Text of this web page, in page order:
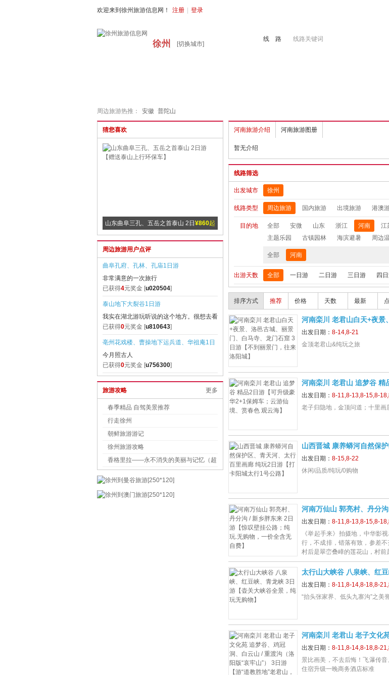
欢迎来到徐州旅游信息网！ 注册 登录
徐州 [切换城市]
线路关键词
线 路
周边旅游热推： 安徽 普陀山
猜您喜欢
¥860起
山东曲阜三孔、五岳之首泰山 2日
游【赠送泰山上行环保车】
¥1080起
安徽黄山、翡翠谷/天湖漂流、宏
村 纯玩3日游【畅销纯玩不带钱包的旅
行；赠送黄山往返景交、黄山上行索道，
安徽祈福九华山、
像、观音殿 2日游
周边旅游用户点评
曲阜孔府、孔林、孔庙1日游
非常满意的一次旅行
已获得4元奖金 [u020504]
泰山地下大裂谷1日游
我实在湖北游玩听说的这个地方。很想去看
看。终于得
已获得0元奖金 [u810643]
亳州花戏楼、曹操地下运兵道、华祖庵1日
游
今月照古人
已获得0元奖金 [u756300]
江西庐山、三叠泉瀑布、东林大佛、激情漂
孩子玩的很开心
已获得 0元奖金 [u047636
青岛一地皇家海滨一号、高品纯玩3日游
旅行社很规范。导游侯青洋很负责任，有亲
更多
旅游攻略
春季精品 自驾美景推荐
行走徐州
朝鲜旅游游记
徐州旅游攻略
香格里拉——永不消失的美丽与记忆（超
河南旅游介绍 河南旅游图册
暂无介绍
线路筛选
出发城市 徐州
线路类型 周边旅游 国内旅游 出境旅游 港澳
目的地 全部 安微 山东 浙江 河南 江
主题乐园
古镇园林 海滨避暑 周边
全部 河南
出游天数 全部 一日游 二日游 三日游 四
排序方式 推荐 价格 天数 最新
河南栾川 老君山白天+夜景
日游【不到丽景门，往来洛
出发日期： 8-14,8-21
金顶老君山&纯玩之旅
河南栾川 老君山 追梦谷 精
境、赏春色 观云海】
出发日期： 8-11,8-13,8-15,8-
老子归隐地，金顶问道；十里画
山西晋城 康养蟒河自然保
卡阳城太行1号公路】
出发日期： 8-15,8-22
休闲/品质/纯玩/0购物
河南万仙山 郭亮村、丹分
玩.无购物，一价全含无自
出发日期： 8-11,8-13,8-15,8-
《举起手来》拍摄地，中华影
行，不成排，错落有致，参差
村后是翠峦叠嶂的莲花山，村前
太行山大峡谷 八泉峡、红
无购物】
出发日期： 8-11,8-14,8-18,8-
“抬头张家界、低头九寨沟”之美
河南栾川 老君山 老子文化
版“哀牢山”） 3日游【游“
出发日期： 8-11,8-14,8-18,8-
景比画美，不去后悔！飞瀑传
住宿升级一晚商务酒店标准